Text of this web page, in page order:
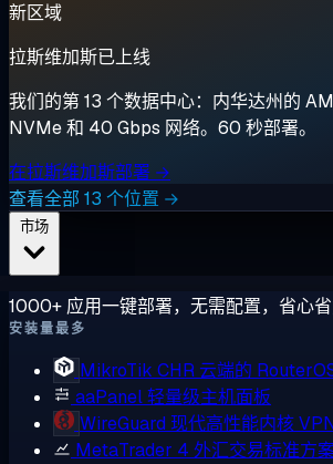
新区域
拉斯维加斯已上线
我们的第 13 个数据中心：内华达州的
NVMe 和 40 Gbps 网络。60 秒部署。
在拉斯维加斯部署 →
查看全部 13 个位置 →
1000+ 应用一键部署，无需配置，省心省
安装量最多
MikroTik CHR 云端的
aaPanel轻量级主机面板
WireGuard 现代高性能内核
MetaTrader 4 外汇交易标准方